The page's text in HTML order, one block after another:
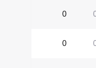
0
0